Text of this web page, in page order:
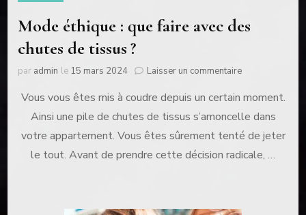
Mode éthique : que faire avec des
chutes de tissus ?
par admin le 15 mars 2024 Laisser un commentairesur
éthique
:
faire
avec
tissus ?
Vous vous êtes mis à coudre depuis un certain moment.
Ainsi une pile de chutes de tissus s’amoncelle dans
votre appartement. Vous êtes sûrement tenté de jeter
le tout. Avant de prendre cette décision radicale, …